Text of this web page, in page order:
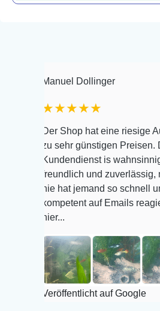
Dollinger
Shop hat eine riesige Auswahl
sehr günstigen Preisen. Der
is wahnsinnig
und zuverlässig, noch
hat jemand so schnell und
auf Emails reagiert wie
auf Google